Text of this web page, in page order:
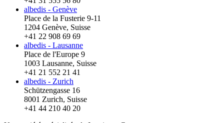
albedis - Genève
Place de la Fusterie 9-11
1204 Genève, Suisse
+41 22 908 69 69
albedis - Lausanne
Place de l'Europe 9
1003 Lausanne, Suisse
+41 21 552 21 41
albedis - Zurich
Schützengasse 16
8001 Zurich, Suisse
+41 44 210 40 20